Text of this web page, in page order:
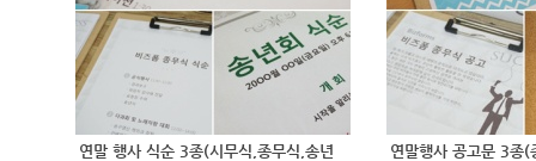
연말 행사 식순 3종(시무식,종무식,송년
연말행사 공고문 3종(